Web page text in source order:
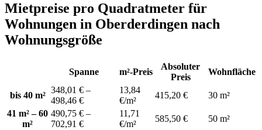
Mietpreise pro Quadratmeter für
Wohnungen in Oberderdingen nach
Wohnungsgröße
Spanne m²-Preis
Absoluter
Preis
Wohnfläche
bis 40 m²
348,01 € –
498,46 €
13,84
€/m²
415,20 €
30 m²
41 m² – 60
m²
490,75 € –
702,91 €
11,71
€/m²
585,50 €
50 m²